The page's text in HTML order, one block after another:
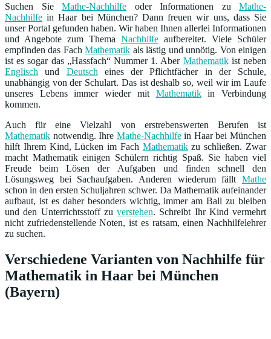
Suchen Sie Mathe-Nachhilfe oder Informationen zu Mathe-
Nachhilfe in Haar bei München? Dann freuen wir uns, dass Sie
unser Portal gefunden haben. Wir haben Ihnen allerlei Informationen
und Angebote zum Thema Nachhilfe aufbereitet. Viele Schüler
empfinden das FachMathematik als lästig und unnötig. Von einigen
ist es sogar das „Hassfach“ Nummer 1. Aber Mathematikist neben
Englisch und Deutsch eines der Pflichtfächer in der Schule,
unabhängig von der Schulart. Das ist deshalb so, weil wir im Laufe
unseres Lebens immer wieder mit Mathematikin Verbindung
kommen.
Auch für eine Vielzahl von erstrebenswerten Berufen ist
Mathematik notwendig. Ihre Mathe-Nachhilfein Haar bei München
hilft Ihrem Kind, Lücken im Fach Mathematikzu schließen. Zwar
macht Mathematik einigen Schülern richtig Spaß. Sie haben viel
Freude beim Lösen der Aufgaben und finden schnell den
Lösungsweg bei Sachaufgaben. Anderen wiederum fällt Mathe
schon in den ersten Schuljahren schwer. Da Mathematik aufeinander
aufbaut, ist es daher besonders wichtig, immer am Ball zu bleiben
und den Unterrichtsstoff zu verstehen. Schreibt Ihr Kind vermehrt
nicht zufriedenstellende Noten, ist es ratsam, einen Nachhilfelehrer
zu suchen.
Verschiedene Varianten von Nachhilfe für
Mathematik in Haar bei München
(Bayern)